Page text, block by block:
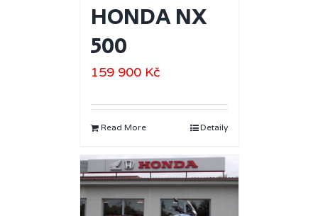
HONDA NX
500
159 900 Kč
Read More Detaily